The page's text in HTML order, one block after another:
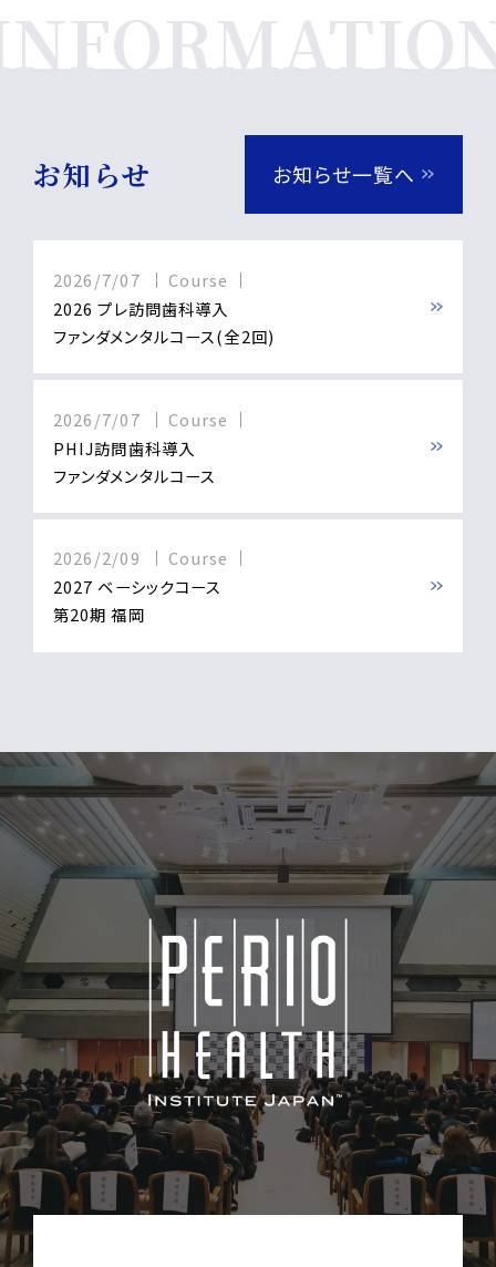
お知らせ お知らせ一覧へ
2026/7/07
Course
2026 プレ訪問歯科導入
ファンダメンタルコース(全2回)
2026/7/07
Course
PHIJ訪問歯科導入
ファンダメンタルコース
2026/2/09
Course
2027 ベーシックコース
第20期 福岡